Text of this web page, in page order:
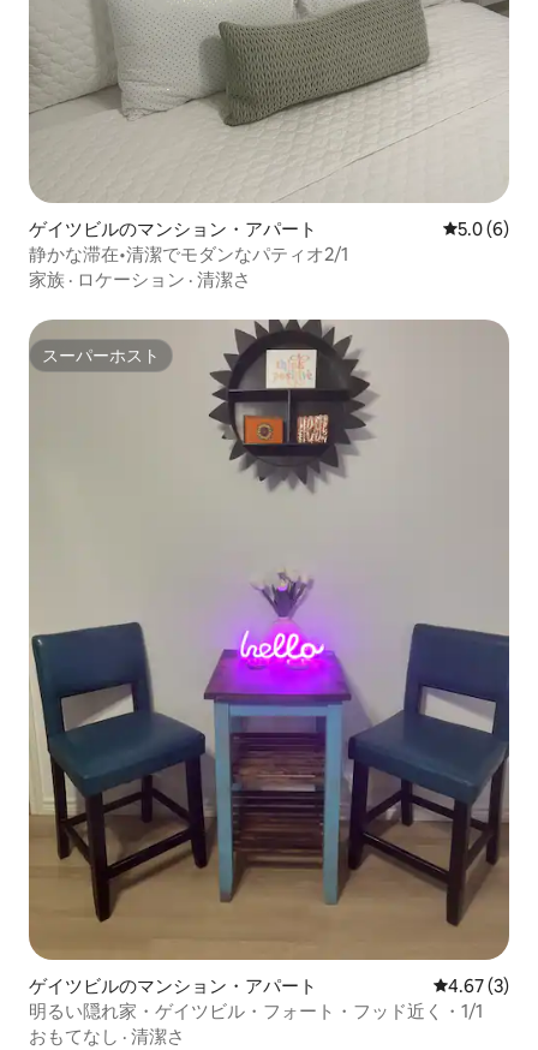
ゲイツビルのマンション・アパート レビュー6
5.0 (6)
静かな滞在•清潔でモダンなパティオ2/1
家族 · ロケーション · 清潔さ
スーパーホスト
スーパーホスト
ゲイツビルのマンション・アパート レビュー3
4.67 (3)
明るい隠れ家・ゲイツビル・フォート・フッド近く・1/1
おもてなし · 清潔さ